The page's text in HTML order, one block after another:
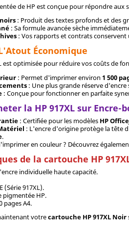
de HP est conçue pour répondre aux
: Produit des textes profonds et des
: Sa formule avancée sèche
: Vos rapports et contrats
Économique
est optimisée pour réduire vos coûts de
: Permet d'imprimer environ1 500
: Une plus grande réserve
: Conçue pour fonctionner en parfaite
la HP 917XL sur Encre-
: Certifiée pour les modèles HP
: L'encre d'origine protège la tête
.
en couleur ? Découvrez
de la cartouche HP
individuelle haute capacité.
(Série 917XL).
pigmentée HP.
pages A4.
votrecartouche HP 917XL Noir